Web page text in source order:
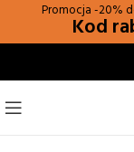
Promocja -20%
Kod